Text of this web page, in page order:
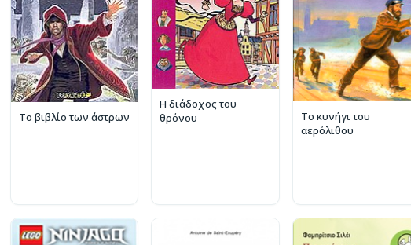
Το βιβλίο των άστρων
Η διάδοχος του
θρόνου
Το κυνήγι του
αερόλιθου